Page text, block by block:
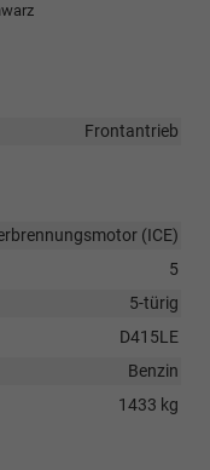
Frontantrieb
(ICE)
5
5-türig
D415LE
Benzin
1433 kg